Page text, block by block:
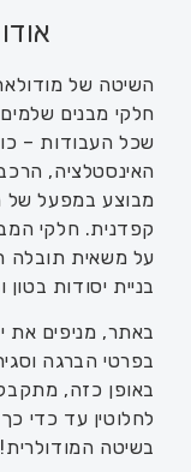
השיטה של
חלקי מבנים
שכל העבודות –
האינסטלציה,
מבוצע במפעל של
קפדנית. חלקי
על משאית תובלה
בניית יסודות
באתר, מניפים את
בפרטי הברגה
באופן כזה,
לחלוטין עד כדי
בשיטה המודולרית!